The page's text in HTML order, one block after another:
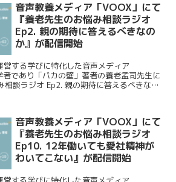
音声教養メディア「VOOX」にて
『養老先生のお悩み相談ラジオ
Ep2. 親の期待に答えるべきなの
か』が配信開始
する学びに特化した音声メディア
者であり「バカの壁」著者の養老孟司先生に
相談ラジオ Ep2. 親の期待に答えるべきなの
音声教養メディア「VOOX」にて
『養老先生のお悩み相談ラジオ
Ep10. 12年働いても愛社精神が
わいてこない』が配信開始